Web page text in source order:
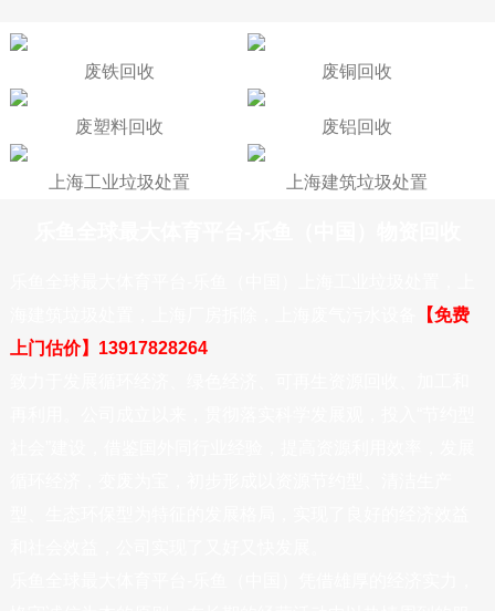
废铁回收 废铜回收
废塑料回收 废铝回收
上海工业垃圾处置 上海建筑垃圾处置
【免费
上门估价】13917828264